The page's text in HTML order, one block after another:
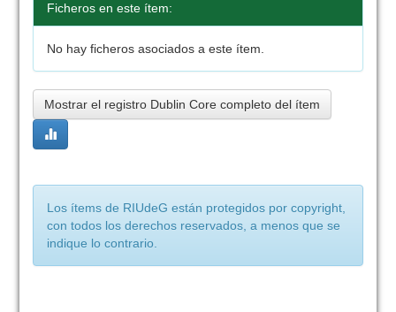
Ficheros en este ítem:
No hay ficheros asociados a este ítem.
Mostrar el registro Dublin Core completo del ítem
Los ítems de RIUdeG están protegidos por copyright,
con todos los derechos reservados, a menos que se
indique lo contrario.